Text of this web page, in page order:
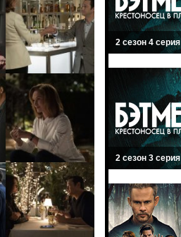
2 сезон 4 серия
2 сезон 3 серия